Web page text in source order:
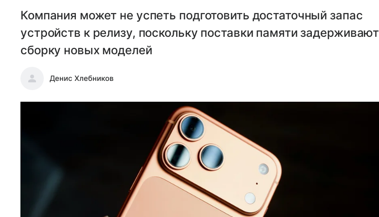
Компания может не успеть подготовить достаточный запас
устройств к релизу, поскольку поставки памяти задерживают
сборку новых моделей
Денис Хлебников